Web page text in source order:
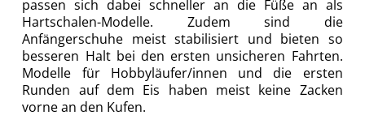
passen sich dabei schneller an die Füße an als
Hartschalen-Modelle. Zudem sind die
Anfängerschuhe meist stabilisiert und bieten so
besseren Halt bei den ersten unsicheren Fahrten.
Modelle für Hobbyläufer/innen und die ersten
Runden auf dem Eis haben meist keine Zacken
vorne an den Kufen.